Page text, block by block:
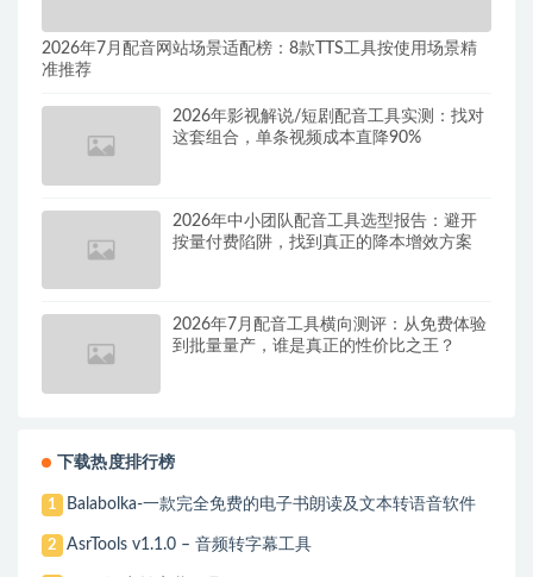
2026年7月配音网站场景适配榜：8款TTS工具按使用场景精
准推荐
2026年影视解说/短剧配音工具实测：找对
这套组合，单条视频成本直降90%
2026年中小团队配音工具选型报告：避开
按量付费陷阱，找到真正的降本增效方案
2026年7月配音工具横向测评：从免费体验
到批量量产，谁是真正的性价比之王？
下载热度排行榜
1 Balabolka-一款完全免费的电子书朗读及文本转语音软件
2 AsrTools v1.1.0 – 音频转字幕工具